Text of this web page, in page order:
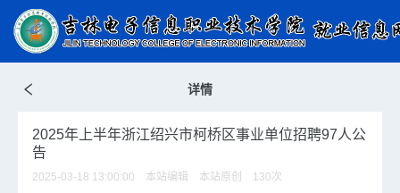
详情
2025年上半年浙江绍兴市柯桥区事业单位招聘97人公
告
2025-03-18 13:00:00 本站编辑 本站原创 130次